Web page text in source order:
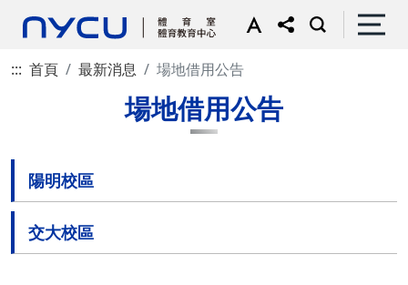
::: 首頁 最新消息 場地借用公告
場地借用公告
陽明校區
交大校區